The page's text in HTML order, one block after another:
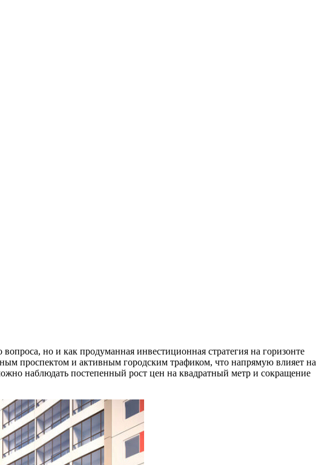
но и как продуманная инвестиционная стратегия на горизонте
проспектом и активным городским трафиком, что напрямую влияет на
наблюдать постепенный рост цен на квадратный метр и сокращение